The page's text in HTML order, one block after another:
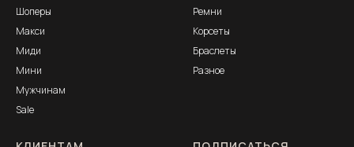
Шоперы
Макси
Миди
Мини
Мужчинам
Sale
Ремни
Корсеты
Браслеты
Разное